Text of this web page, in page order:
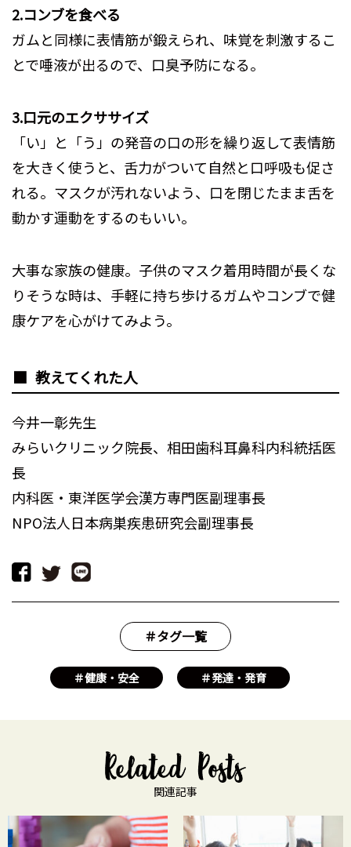
2.コンブを食べる
ガムと同様に表情筋が鍛えられ、味覚を刺激するこ
とで唾液が出るので、口臭予防になる。
3.口元のエクササイズ
「い」と「う」の発音の口の形を繰り返して表情筋
を大きく使うと、舌力がついて自然と口呼吸も促さ
れる。マスクが汚れないよう、口を閉じたまま舌を
動かす運動をするのもいい。
大事な家族の健康。子供のマスク着用時間が長くな
りそうな時は、手軽に持ち歩けるガムやコンブで健
康ケアを心がけてみよう。
教えてくれた人
今井一彰先生
みらいクリニック院長、相田歯科耳鼻科内科統括医
長
内科医・東洋医学会漢方専門医副理事長
NPO法人日本病巣疾患研究会副理事長
＃タグ一覧
＃健康・安全 ＃発達・発育
関連記事